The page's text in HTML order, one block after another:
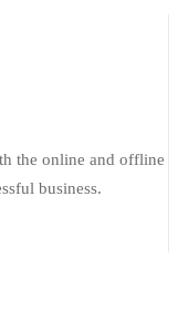
the online and offline
business.